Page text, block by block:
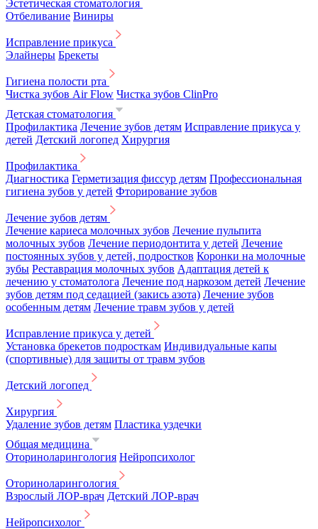
Эстетическая стоматология
Отбеливание Виниры
Исправление прикуса
Элайнеры Брекеты
Гигиена полости рта
Чистка зубов Air Flow Чистка зубов ClinPro
Детская стоматология
Профилактика Лечение зубов детям Исправление прикуса у
детей Детский логопед Хирургия
Профилактика
Диагностика Герметизация фиссур детям Профессиональная
гигиена зубов у детей Фторирование зубов
Лечение зубов детям
Лечение кариеса молочных зубов Лечение пульпита
молочных зубов Лечение периодонтита у детей Лечение
постоянных зубов у детей, подростков Коронки на молочные
зубы Реставрация молочных зубов Адаптация детей к
лечению у стоматолога Лечение под наркозом детей Лечение
зубов детям под седацией (закись азота) Лечение зубов
особенным детям Лечение травм зубов у детей
Исправление прикуса у детей
Установка брекетов подросткам Индивидуальные капы
(спортивные) для защиты от травм зубов
Детский логопед
Хирургия
Удаление зубов детям Пластика уздечки
Общая медицина
Оториноларингология Нейропсихолог
Оториноларингология
Взрослый ЛОР-врач Детский ЛОР-врач
Нейропсихолог